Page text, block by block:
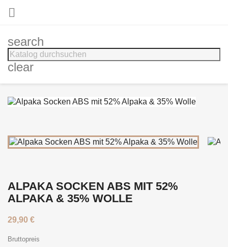

search
clear
ALPAKA SOCKEN ABS MIT 52%
ALPAKA & 35% WOLLE
29,90 €
Bruttopreis